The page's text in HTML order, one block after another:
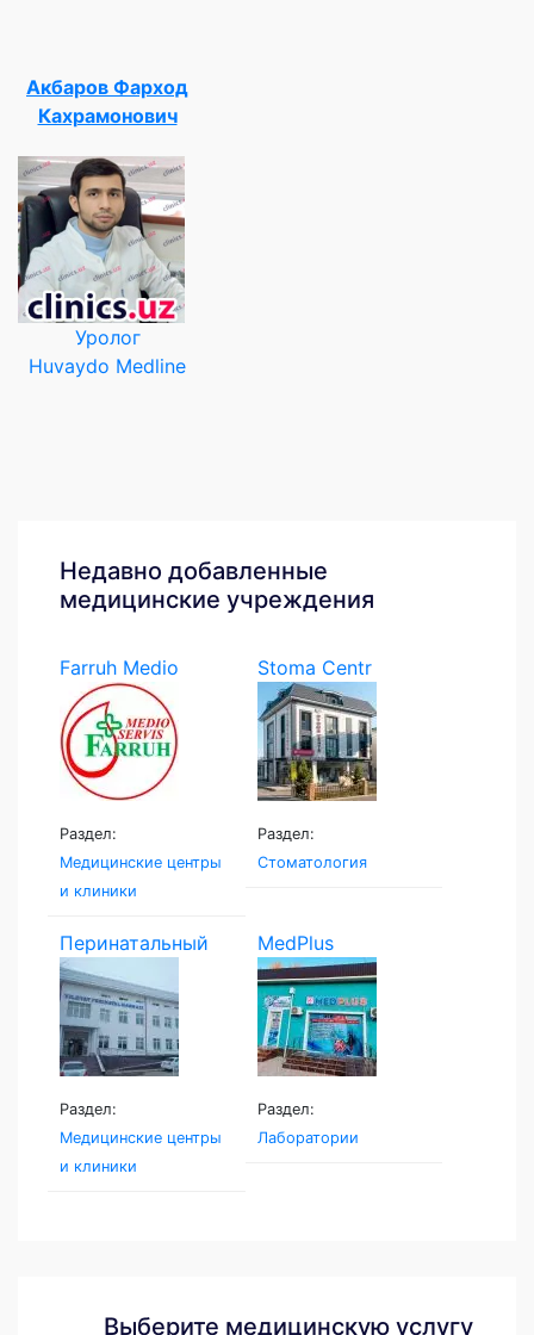
Акбаров Фарход
Кахрамонович
Уролог
Huvaydo Medline
Недавно добавленные
медицинские учреждения
Farruh Medio
Servis
Раздел:
Медицинские центры
и клиники
Stoma Centr
Раздел:
Стоматология
Перинатальный
центр...
Раздел:
Медицинские центры
и клиники
MedPlus
Раздел:
Лаборатории
Выберите медицинскую услугу